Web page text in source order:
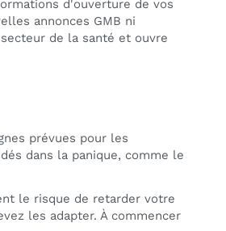
d'ouverture de vos
annonces GMB ni
de la santé et ouvre
prévues pour les
dans la panique, comme le
le risque de retarder votre
les adapter. À commencer